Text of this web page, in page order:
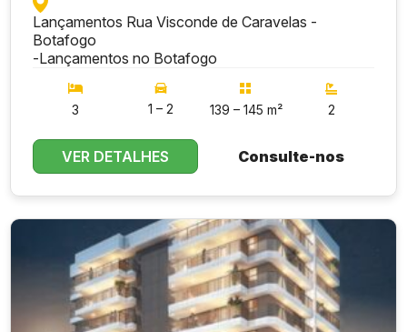
Lançamentos Rua Visconde de Caravelas -
Botafogo
-Lançamentos no Botafogo
3 1 – 2 139 – 145 m² 2
VER DETALHES Consulte-nos